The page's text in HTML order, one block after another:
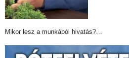
Mikor lesz a munkából hivatás?…